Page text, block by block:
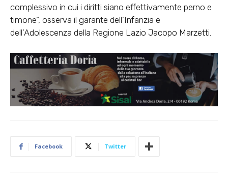
complessivo in cui i diritti siano effettivamente perno e
timone”, osserva il garante dell’Infanzia e
dell’Adolescenza della Regione Lazio Jacopo Marzetti.
Facebook Twitter